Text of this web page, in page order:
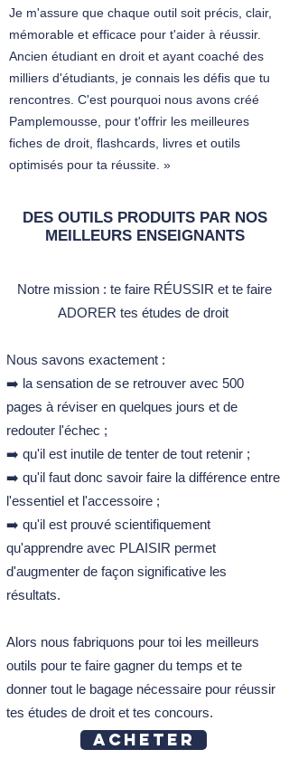
paternité
La filiation par reconnaissance volontaire
La filiation par possession d’état
Les caractères de la possession d’état
La constatation de la possession d’état
L’action en recherche de filiation
L’action en rétablissement de la
présomption de paternité
L’action en constatation de la possession
Le cas de l’action aux fins de subsides
L’enfant né sous X
Cass. Civ., 7 avril 2006,Benjamin
de filiation
La contestation de la filiation en cas de
possession d’état conforme
La contestation de la filiation non
corroborée par la possession d’état
La contestation de la possession d’état
constatée par un acte de notoriété
La PMA
Les conditions de la PMA
Les conditions de la PMA pour les femmes
Les techniques autorisées de la PMA
L'autoconservation des gamètes (2
flashcards)
Le droit d'accès aux origines
La reconnaissance des enfants nés de
Cass. Ass. Plén., 4 oct 2019
Je m'assure que chaque outil soit précis, clair,
mémorable et efficace pour t'aider à réussir.
Ancien étudiant en droit et ayant coaché des
milliers d'étudiants, je connais les défis que tu
rencontres. C'est pourquoi nous avons créé
Pamplemousse, pour t'offrir les meilleures
fiches de droit, flashcards, livres et outils
optimisés pour ta réussite. »
DES OUTILS PRODUITS PAR NOS
MEILLEURS ENSEIGNANTS
Notre mission :​ te faire RÉUSSIR et te faire
ADORER tes études de droit ​
Nous savons exactement :
➡️ la sensation de se retrouver avec 500
pages à réviser en quelques jours et de
redouter l'échec ;
➡️ qu'il est inutile de tenter de tout retenir ;
➡️ qu'il faut donc savoir faire la différence entre
l'essentiel et l'accessoire ;
➡️ qu'il est prouvé scientifiquement
qu'apprendre avec PLAISIR permet
d'augmenter de façon significative les
résultats.
Alors nous fabriquons pour toi les meilleurs
outils pour te faire gagner du temps et te
donner tout le bagage nécessaire pour réussir
tes études de droit et tes concours.
Acheter